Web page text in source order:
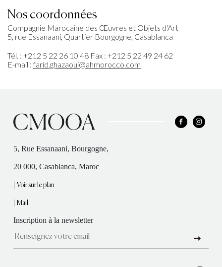
Nos coordonnées
Compagnie Marocaine des Œuvres et Objets d'Art
5, rue Essanaani, Quartier Bourgogne, Casablanca
Tél. : +212 5 22 26 10 48 Fax : +212 5 22 49 24 62
E-mail :farid.ghazaoui@ahmorocco.com
5, Rue Essanaani, Bourgogne,
20 000, Casablanca, Maroc
|Voir sur le plan
|Mail.
Inscription à la newsletter